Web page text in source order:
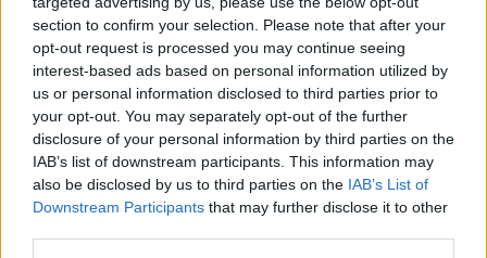
section to confirm your selection. Please note that after your
opt-out request is processed you may continue seeing
interest-based ads based on personal information utilized by
us or personal information disclosed to third parties prior to
your opt-out. You may separately opt-out of the further
disclosure of your personal information by third parties on the
IAB’s list of downstream participants. This information may
also be disclosed by us to third parties on the IAB’s List of
Downstream Participants that may further disclose it to other
Συγκεκριμένα, ένας προγραμματιστής (Tal Alter